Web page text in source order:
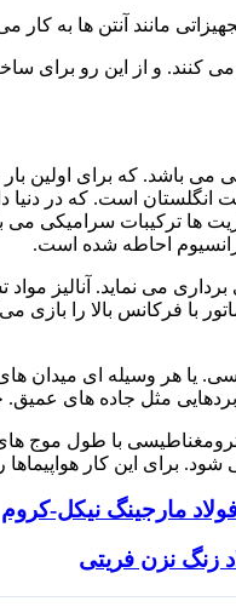
مانند آنتن ها به کار
کنند. و از این رو برای
انگلستان است. که در
می گردند. فریت ها
احاطه شده است.
می نماید. آنالیز
فرکانس بالا را بازی
یا هر وسیله ای میدان
مثل جاده های
با طول موج
شود. برای این کار
مارجینگ نیکل-کروم
زنگ نزن فریتی